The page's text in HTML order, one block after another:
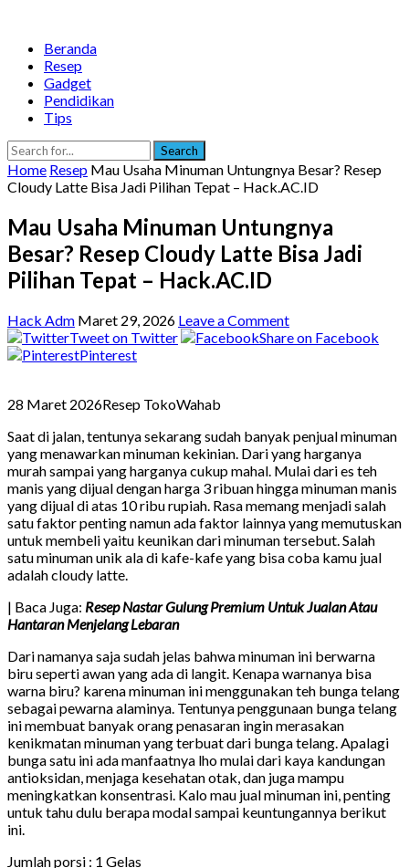
Beranda
Resep
Gadget
Pendidikan
Tips
Search
Home Resep Mau Usaha Minuman Untungnya Besar? Resep
Cloudy Latte Bisa Jadi Pilihan Tepat – Hack.AC.ID
Mau Usaha Minuman Untungnya
Besar? Resep Cloudy Latte Bisa Jadi
Pilihan Tepat – Hack.AC.ID
Hack Adm Maret 29, 2026 Leave a Comment
Tweet on Twitter
Share on Facebook
Pinterest
28 Maret 2026Resep TokoWahab
Saat di jalan, tentunya sekarang sudah banyak penjual minuman
yang menawarkan minuman kekinian. Dari yang harganya
murah sampai yang harganya cukup mahal. Mulai dari es teh
manis yang dijual dengan harga 3 ribuan hingga minuman manis
yang dijual di atas 10 ribu rupiah. Rasa memang menjadi salah
satu faktor penting namun ada faktor lainnya yang memutuskan
untuk membeli yaitu keunikan dari minuman tersebut. Salah
satu minuman unik ala di kafe-kafe yang bisa coba kamu jual
adalah cloudy latte.
| Baca Juga: Resep Nastar Gulung Premium Untuk Jualan Atau
Hantaran Menjelang Lebaran
Dari namanya saja sudah jelas bahwa minuman ini berwarna
biru seperti awan yang ada di langit. Kenapa warnanya bisa
warna biru? karena minuman ini menggunakan teh bunga telang
sebagai pewarna alaminya. Tentunya penggunaan bunga telang
ini membuat banyak orang penasaran ingin merasakan
kenikmatan minuman yang terbuat dari bunga telang. Apalagi
bunga satu ini ada manfaatnya lho mulai dari kaya kandungan
antioksidan, menjaga kesehatan otak, dan juga mampu
meningkatkan konsentrasi. Kalo mau jual minuman ini, penting
untuk tahu dulu berapa modal sampai keuntungannya berikut
ini.
Jumlah porsi : 1 Gelas